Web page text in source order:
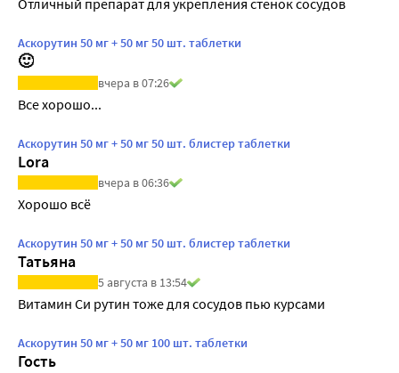
Отличный препарат для укрепления стенок сосудов
Аскорутин 50 мг + 50 мг 50 шт. таблетки
🙂
вчера в 07:26
Все хорошо...
Аскорутин 50 мг + 50 мг 50 шт. блистер таблетки
Lora
вчера в 06:36
Хорошо всё
Аскорутин 50 мг + 50 мг 50 шт. блистер таблетки
Татьяна
5 августа в 13:54
Витамин Си рутин тоже для сосудов пью курсами
Аскорутин 50 мг + 50 мг 100 шт. таблетки
Гость